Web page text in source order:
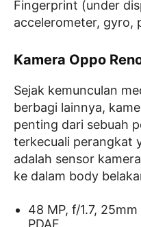
Fingerprint (under
accelerometer, gyro,
Kamera Oppo
Sejak kemunculan
berbagi lainnya,
penting dari sebuah
terkecuali perangkat
adalah sensor
ke dalam body
48 MP, f/1.7,
PDAF